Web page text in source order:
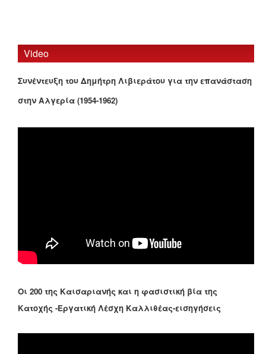
Video
Συνέντευξη του Δημήτρη Λιβιεράτου για την επανάσταση
στην Αλγερία (1954-1962)
Οι 200 της Καισαριανής και η φασιστική βία της
Κατοχής -Εργατική Λέσχη Καλλιθέας-εισηγήσεις